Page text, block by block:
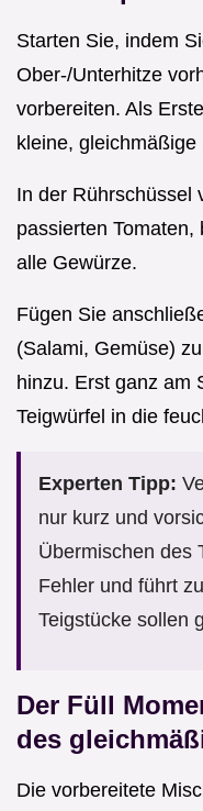
Starten Sie, indem
Ober-/Unterhitze
vorbereiten. Als
kleine,
In der Rührschüssel
passierten
alle Gewürze.
Fügen Sie
(Salami, Gemüse)
hinzu. Erst ganz am
Teigwürfel in die
Experten Tipp:
nur kurz und
Übermischen des
Fehler und führt
Teigstücke sollen
Der Füll
des
Die vorbereitete